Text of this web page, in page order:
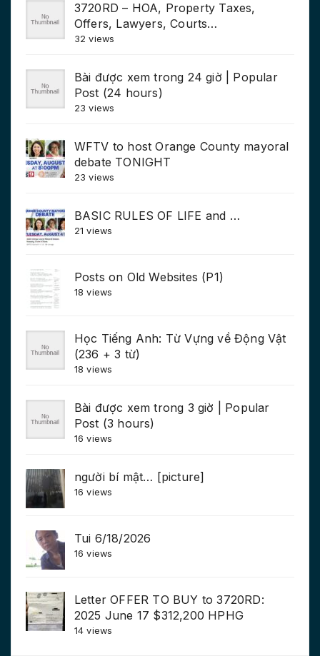
3720RD – HOA, Property Taxes,
Offers, Lawyers, Courts…
32 views
Bài được xem trong 24 giờ | Popular
Post (24 hours)
23 views
WFTV to host Orange County mayoral
debate TONIGHT
23 views
BASIC RULES OF LIFE and …
21 views
Posts on Old Websites (P1)
18 views
Học Tiếng Anh: Từ Vựng về Động Vật
(236 + 3 từ)
18 views
Bài được xem trong 3 giờ | Popular
Post (3 hours)
16 views
người bí mật… [picture]
16 views
Tui 6/18/2026
16 views
Letter OFFER TO BUY to 3720RD:
2025 June 17 $312,200 HPHG
14 views